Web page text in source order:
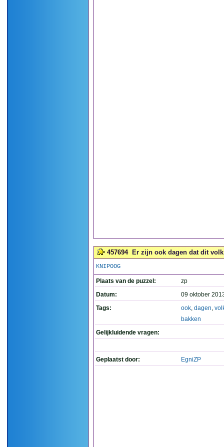
457694 Er zijn ook dagen dat dit
KNIPOOG
Plaats van de puzzel:
zp
Datum:
09 oktober
Tags:
ook, dagen,
bakken
Gelijkluidende vragen:
Geplaatst door: EgniZP